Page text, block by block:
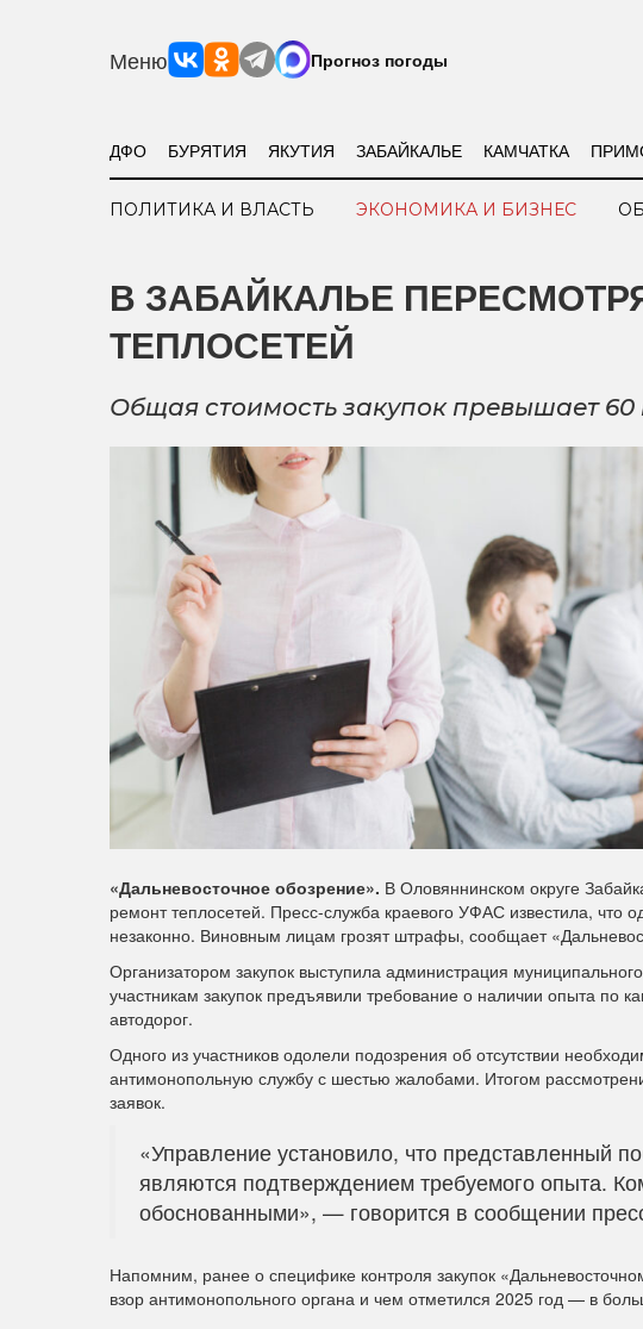
Меню Прогноз погоды
ДФО БУРЯТИЯ ЯКУТИЯ ЗАБАЙКАЛЬЕ КАМЧАТКА
ПОЛИТИКА И ВЛАСТЬ ЭКОНОМИКА И БИЗНЕС
В ЗАБАЙКАЛЬЕ
ТЕПЛОСЕТЕЙ
Общая стоимость закупок превышает 60
«Дальневосточное обозрение». В Оловяннинском округе
ремонт теплосетей. Пресс-служба краевого УФАС известила, что
незаконно. Виновным лицам грозят штрафы, сообщает
Организатором закупок выступила администрация
участникам закупок предъявили требование о наличии опыта по
автодорог.
Одного из участников одолели подозрения об отсутствии
антимонопольную службу с шестью жалобами. Итогом
заявок.
«Управление установило, что представленный
являются подтверждением требуемого опыта.
обоснованными», — говорится в сообщении
Напомним, ранее о специфике контроля закупок
взор антимонопольного органа и чем отметился 2025 год — в